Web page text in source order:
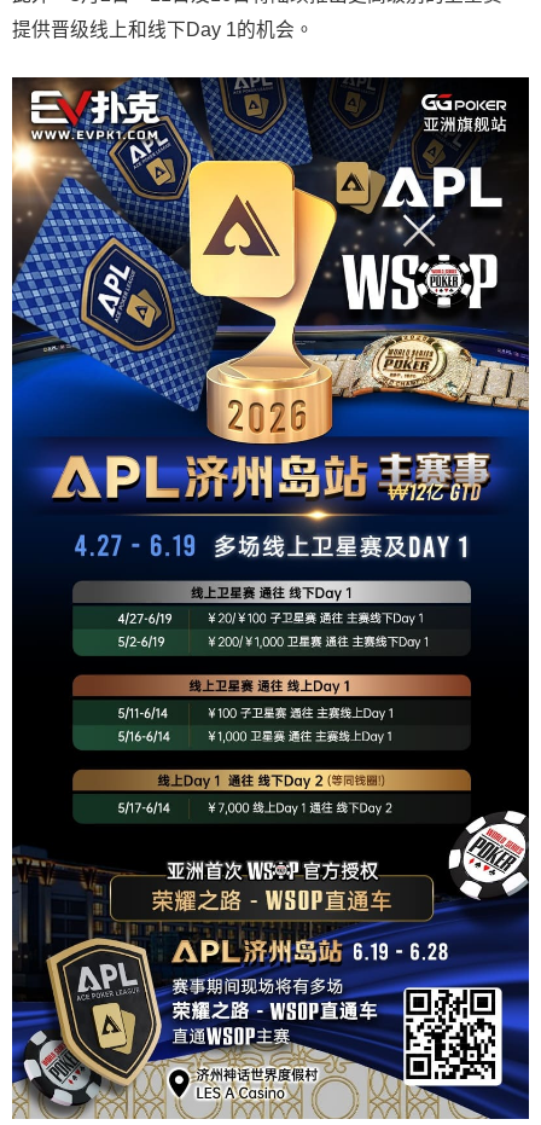
提供晋级线上和线下Day 1的机会。